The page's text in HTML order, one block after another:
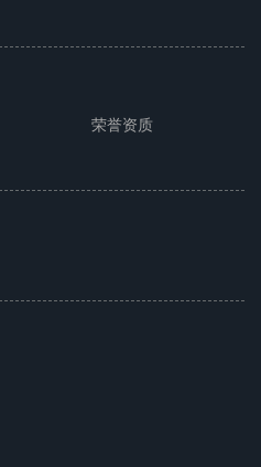
荣誉资质